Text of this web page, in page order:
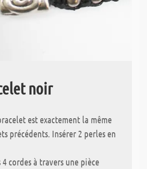
noir
est exactement la même
précédents. Insérer 2 perles en
cordes à travers une pièce